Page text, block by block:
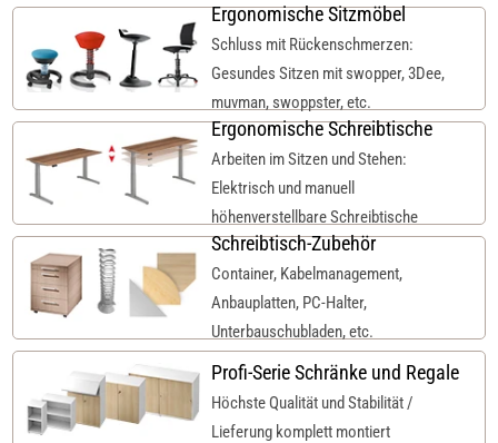
Ergonomische Sitzmöbel
Schluss mit Rückenschmerzen:
Gesundes Sitzen mit swopper, 3Dee,
muvman, swoppster, etc.
Ergonomische Schreibtische
Arbeiten im Sitzen und Stehen:
Elektrisch und manuell
höhenverstellbare Schreibtische
Schreibtisch-Zubehör
Container, Kabelmanagement,
Anbauplatten, PC-Halter,
Unterbauschubladen, etc.
Profi-Serie Schränke und Regale
Höchste Qualität und Stabilität /
Lieferung komplett montiert